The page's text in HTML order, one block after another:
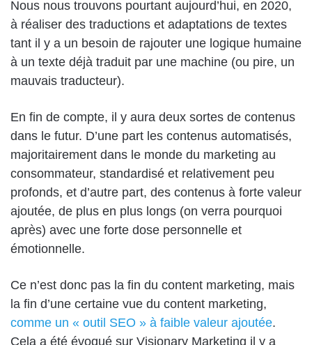
Nous nous trouvons pourtant aujourd’hui, en 2020,
à réaliser des traductions et adaptations de textes
tant il y a un besoin de rajouter une logique humaine
à un texte déjà traduit par une machine (ou pire, un
mauvais traducteur).
En fin de compte, il y aura deux sortes de contenus
dans le futur. D’une part les contenus automatisés,
majoritairement dans le monde du marketing au
consommateur, standardisé et relativement peu
profonds, et d’autre part, des contenus à forte valeur
ajoutée, de plus en plus longs (on verra pourquoi
après) avec une forte dose personnelle et
émotionnelle.
Ce n’est donc pas la fin du content marketing, mais
la fin d’une certaine vue du content marketing,
comme un « outil SEO » à faible valeur ajoutée.
Cela a été évoqué sur Visionary Marketing il y a